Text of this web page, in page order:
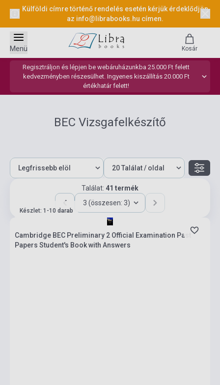
Külföldi címre történő rendelés esetén kérjük érdeklődjön
az info@librabooks.hu címen.
Regisztráljon és lépjen be webáruházunkba 25.000 Ft felett
kedvezményben részesülhet. Ingyenes kiszállítás 20.000 Ft
értékhatár felett!
Menü Kosár
BEC Vizsgafelkészítő
Találat: 41 termék
3 (összesen: 3)
Készlet: 1-10 darab
Cambridge BEC Preliminary 2 Official Examination Past
Papers Student's Book with Answers